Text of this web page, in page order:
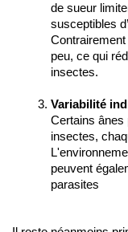
de sueur
susceptibles
peu, ce qui
insectes.
Variabilité
Certains ânes
insectes,
peuvent
parasites